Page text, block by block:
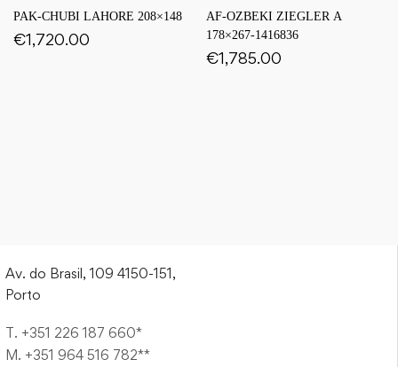
PAK-CHUBI LAHORE 208×148
€1,720.00
AF-OZBEKI ZIEGLER A
178×267-1416836
€1,785.00
Av. do Brasil, 109 4150-151,
Porto
T. +351 226 187 660*
M. +351 964 516 782**